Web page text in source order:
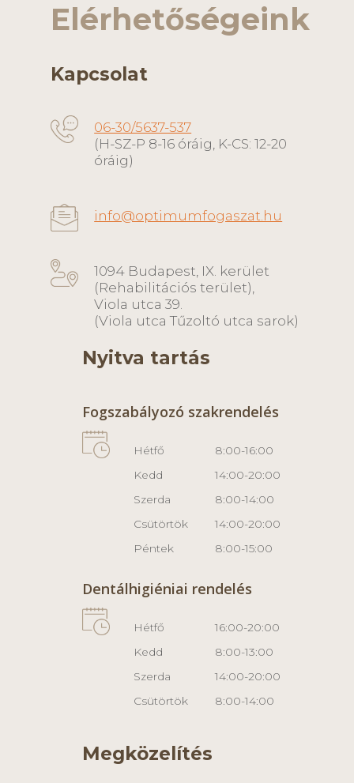
Elérhetőségeink
Kapcsolat
06-30/5637-537
(H-SZ-P 8-16 óráig, K-CS: 12-20
óráig)
info@optimumfogaszat.hu
1094 Budapest, IX. kerület
(Rehabilitációs terület),
Viola utca 39.
(Viola utca Tűzoltó utca sarok)
Nyitva tartás
Fogszabályozó szakrendelés
Hétfő
8:00-16:00
Kedd
14:00-20:00
Szerda
8:00-14:00
Csütörtök
14:00-20:00
Péntek
8:00-15:00
Dentálhigiéniai rendelés
Hétfő
16:00-20:00
Kedd
8:00-13:00
Szerda
14:00-20:00
Csütörtök
8:00-14:00
Megközelítés